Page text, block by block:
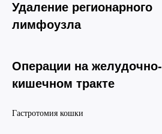
Удаление регионарного
лимфоузла
Операции на желудочно-
кишечном тракте
Гастротомия кошки